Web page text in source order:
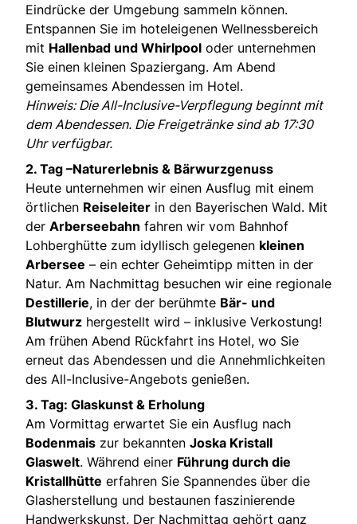
Eindrücke der Umgebung sammeln können.
Entspannen Sie im hoteleigenen Wellnessbereich
mit Hallenbad und Whirlpool oder unternehmen
Sie einen kleinen Spaziergang. Am Abend
gemeinsames Abendessen im Hotel.
Hinweis: Die All-Inclusive-Verpflegung beginnt mit
dem Abendessen. Die Freigetränke sind ab 17:30
Uhr verfügbar.
2. Tag –Naturerlebnis & Bärwurzgenuss
Heute unternehmen wir einen Ausflug mit einem
örtlichen Reiseleiter in den Bayerischen Wald. Mit
der Arberseebahn fahren wir vom Bahnhof
Lohberghütte zum idyllisch gelegenen kleinen
Arbersee – ein echter Geheimtipp mitten in der
Natur. Am Nachmittag besuchen wir eine regionale
Destillerie, in der der berühmte Bär- und
Blutwurz hergestellt wird – inklusive Verkostung!
Am frühen Abend Rückfahrt ins Hotel, wo Sie
erneut das Abendessen und die Annehmlichkeiten
des All-Inclusive-Angebots genießen.
3. Tag: Glaskunst & Erholung
Am Vormittag erwartet Sie ein Ausflug nach
Bodenmais zur bekannten Joska Kristall
Glaswelt. Während einer Führung durch die
Kristallhütte erfahren Sie Spannendes über die
Glasherstellung und bestaunen faszinierende
Handwerkskunst. Der Nachmittag gehört ganz